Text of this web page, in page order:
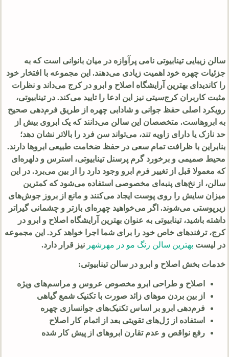
سالن زیبایی تینابیوتی نامی پرآوازه در میان بانوانی است که به
جزئیات چهره خود اهمیت زیادی می‌دهند. این مجموعه با افتخار خود
را کاندیدای بهترین آرایشگاه اصلاح و ابرو در کرج می‌داند و نظرات
مثبت کاربران کرج‌سیتی نیز این ادعا را تایید می‌کند. در تینابیوتی،
رویکرد اصلی حفظ جوانی و شادابی چهره از طریق فرم‌دهی صحیح
به ابروهاست. متخصصان این سالن می‌دانند که یک ابروی بیش از
حد نازک یا دارای زاویه تند، می‌تواند سن فرد را بالاتر نشان دهد؛
بنابراین با ظرافت تمام سعی در حفظ ضخامت طبیعی ابروها دارند.
محیط صمیمی و برخورد گرم پرسنل تینابیوتی، استرس و دلهره‌ای
که معمولا قبل از تغییر فرم ابرو وجود دارد را از بین می‌برد. در این
سالن، از نخ‌های پنبه‌ای مخصوصی استفاده می‌شود که کمترین
میزان سایش را روی پوست ایجاد می‌کنند و مانع از بروز جوش‌های
زیرپوستی می‌شوند. اگر می‌خواهید چهره‌ای بازتر و چشمانی گیراتر
داشته باشید، تینابیوتی به عنوان بهترین آرایشگاه اصلاح و ابرو در
کرج، ترفندهای خاص خود را برای شما اجرا خواهد کرد. این مجموعه
در لیست بهترین سالن رنگ مو در مهرشهر نیز قرار دارد.
خدمات بخش اصلاح و ابرو در سالن تینابیوتی:
اصلاح و طراحی ابرو مخصوص عروس و مراسم‌های ویژه
از بین بردن موهای زائد صورت با تکنیک شمع گیاهی
فرم‌دهی ابرو بر اساس تکنیک‌های جوانسازی چهره
استفاده از ژل‌های تقویتی بعد از اتمام کار اصلاح
رفع نواقص و عدم تقارن ابروهای از پیش کار شده